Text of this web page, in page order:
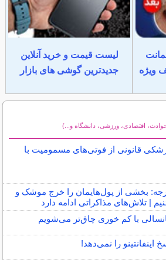
لیست قیمت و خرید آنلاین
جدیدترین گوشی های بازار
اقتصادی، ورزشی، دانشگاه و...)
قانونی از فوتی‌های مسمومیت با
بخشی از پول‌هایمان را خرج موشک و
| تلاش‌های مذاکراتی ادامه دارد
با کم خوری چاق‌تر می‌شویم
اینفانتینو را نمی‌دهد!